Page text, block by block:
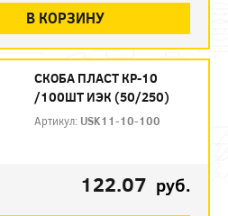
В КОРЗИНУ
СКОБА ПЛАСТ КР-10
/100ШТ ИЭК (50/250)
Артикул: USK11-10-100
122.07 руб.